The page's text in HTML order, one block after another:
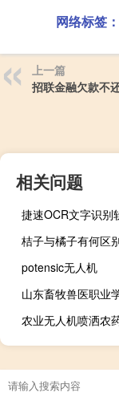
网络标签：
上一篇
招联金融欠款不
相关问题
potensic无人机